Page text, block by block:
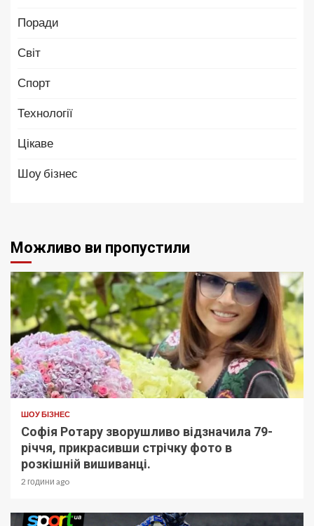
Поради
Світ
Спорт
Технології
Цікаве
Шоу бізнес
Можливо ви пропустили
ШОУ БІЗНЕС
Софія Ротару зворушливо відзначила 79-
річчя, прикрасивши стрічку фото в
розкішній вишиванці.
2 години ago